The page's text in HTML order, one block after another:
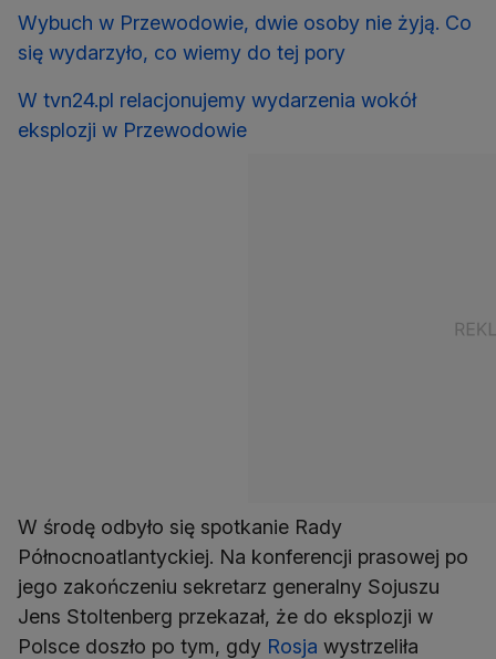
Wybuch w Przewodowie, dwie osoby nie żyją. Co
się wydarzyło, co wiemy do tej pory
W tvn24.pl relacjonujemy wydarzenia wokół
eksplozji w Przewodowie
W środę odbyło się spotkanie Rady
Północnoatlantyckiej. Na konferencji prasowej po
jego zakończeniu sekretarz generalny Sojuszu
Jens Stoltenberg przekazał, że do eksplozji w
Polsce doszło po tym, gdy Rosja wystrzeliła